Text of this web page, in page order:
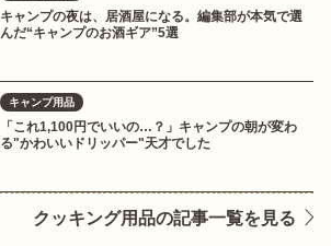
キャンプの夜は、居酒屋になる。編集部が本気で選
んだ“キャンプのお酒ギア”5選
キャンプ用品
「これ1,100円でいいの…？」キャンプの朝が変わ
る"かわいいドリッパー"天才でした
クッキング用品の記事一覧を見る